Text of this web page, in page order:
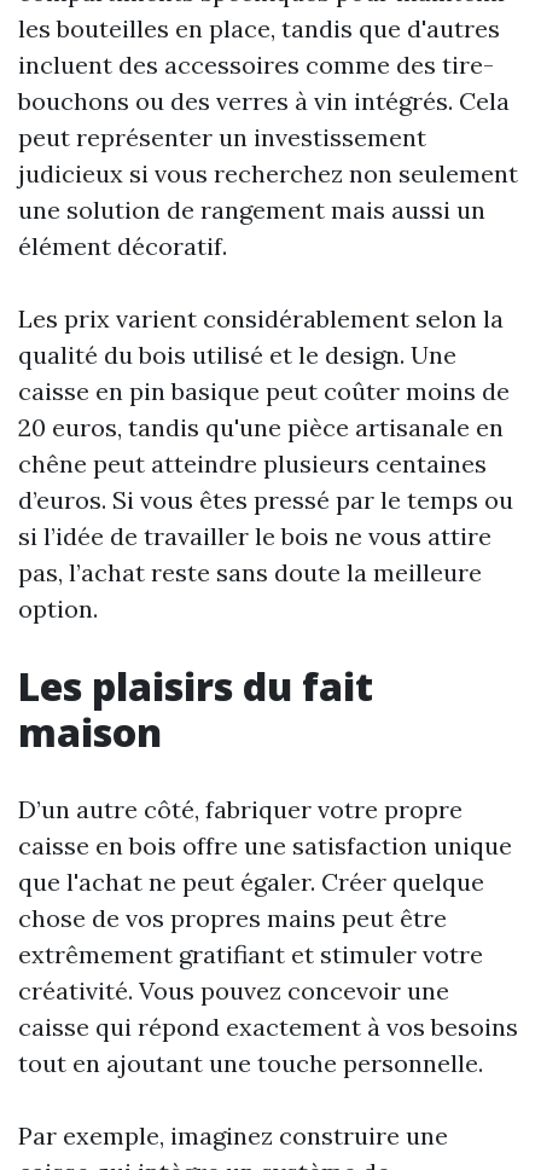
les bouteilles en place, tandis que d'autres
incluent des accessoires comme des tire-
bouchons ou des verres à vin intégrés. Cela
peut représenter un investissement
judicieux si vous recherchez non seulement
une solution de rangement mais aussi un
élément décoratif.
Les prix varient considérablement selon la
qualité du bois utilisé et le design. Une
caisse en pin basique peut coûter moins de
20 euros, tandis qu'une pièce artisanale en
chêne peut atteindre plusieurs centaines
d’euros. Si vous êtes pressé par le temps ou
si l’idée de travailler le bois ne vous attire
pas, l’achat reste sans doute la meilleure
option.
Les plaisirs du fait
maison
D’un autre côté, fabriquer votre propre
caisse en bois offre une satisfaction unique
que l'achat ne peut égaler. Créer quelque
chose de vos propres mains peut être
extrêmement gratifiant et stimuler votre
créativité. Vous pouvez concevoir une
caisse qui répond exactement à vos besoins
tout en ajoutant une touche personnelle.
Par exemple, imaginez construire une